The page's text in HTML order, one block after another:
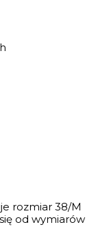
rozmiar 38/M
od wymiarów